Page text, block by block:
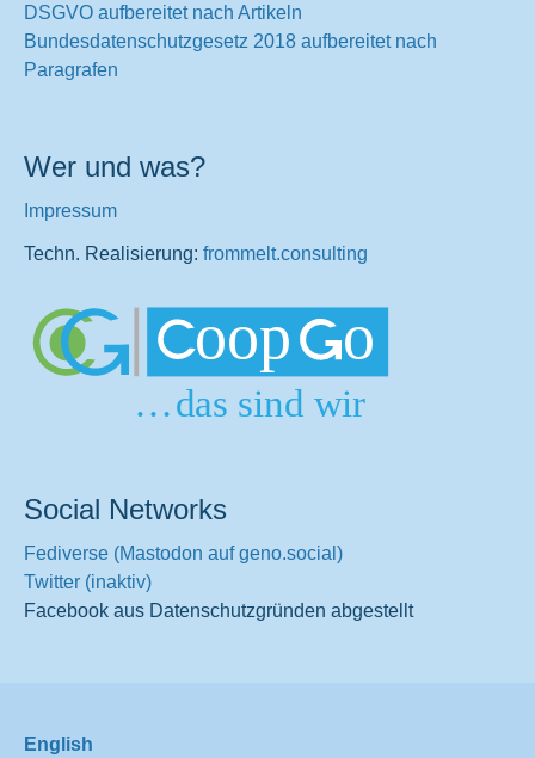
DSGVO aufbereitet nach Artikeln
Bundesdatenschutzgesetz 2018 aufbereitet nach
Paragrafen
Wer und was?
Impressum
Techn. Realisierung: frommelt.consulting
Social Networks
Fediverse (Mastodon auf geno.social)
Twitter (inaktiv)
Facebook aus Datenschutzgründen abgestellt
English